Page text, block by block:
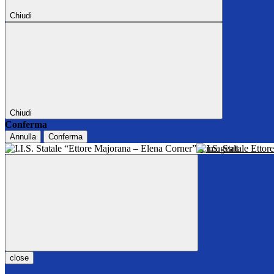
Chiudi
Chiudi
Conferma
Annulla Conferma
I.I.S. Statale
close